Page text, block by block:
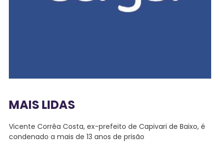
MAIS LIDAS
Vicente Corrêa Costa, ex-prefeito de Capivari de Baixo, é
condenado a mais de 13 anos de prisão